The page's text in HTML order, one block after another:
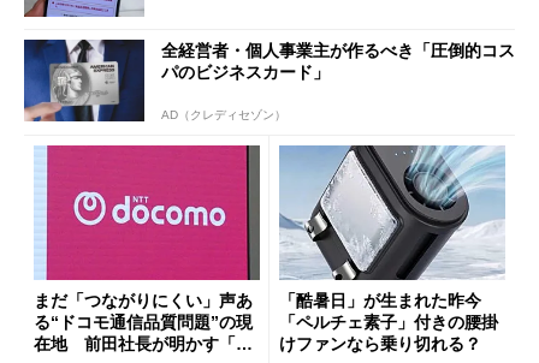
全経営者・個人事業主が作るべき「圧倒的コス
パのビジネスカード」
AD（クレディセゾン）
まだ「つながりにくい」声あ
る“ドコモ通信品質問題”の現
在地 前田社長が明かす「道
「酷暑日」が生まれた昨今
「ペルチェ素子」付きの腰掛
けファンなら乗り切れる？